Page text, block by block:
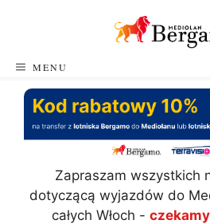
MENU
Zapraszam wszystkich
dotyczącą wyjazdów do
całych Włoch -